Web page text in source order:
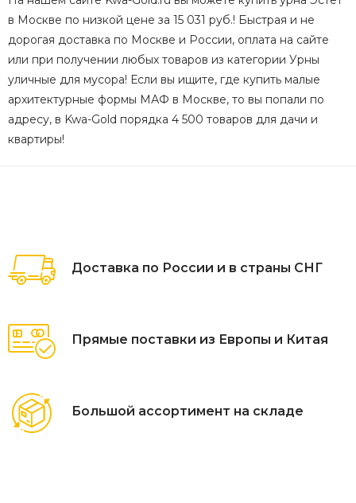
в Москве по низкой цене за 15 031 руб.! Быстрая и не
дорогая доставка по Москве и России, оплата на сайте
или при получении любых товаров из категории Урны
уличные для мусора! Если вы ищите, где купить малые
архитектурные формы МАФ в Москве, то вы попали по
адресу, в Kwa-Gold порядка 4 500 товаров для дачи и
квартиры!
Доставка по России и в страны СНГ
Прямые поставки из Европы и Китая
Большой ассортимент на складе